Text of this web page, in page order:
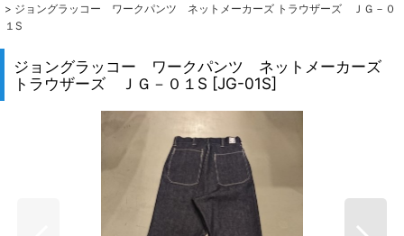
> ジョングラッコー ワークパンツ ネットメーカーズ トラウザーズ ＪＧ－０
１S
ジョングラッコー ワークパンツ ネットメーカーズ
トラウザーズ ＪＧ－０１S [JG-01S]